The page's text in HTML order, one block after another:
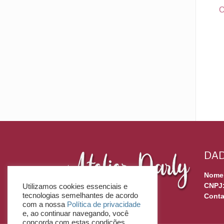
Utilizamos cookies essenciais e
tecnologias semelhantes de acordo
com a nossa Política de privacidade
e, ao continuar navegando, você